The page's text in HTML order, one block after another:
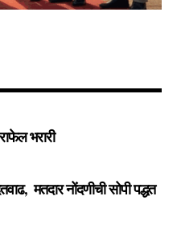
भरारी
मतदार नोंदणीची सोपी पद्धत